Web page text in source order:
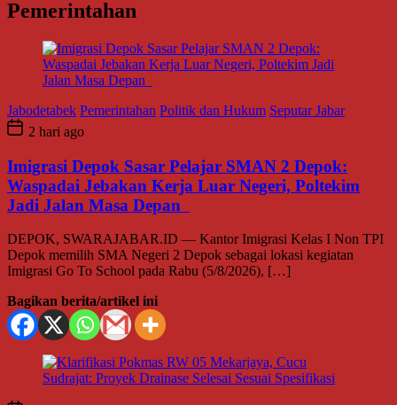
Pemerintahan
Jabodetabek Pemerintahan Politik dan Hukum Seputar Jabar
2 hari ago
Imigrasi Depok Sasar Pelajar SMAN 2 Depok:
Waspadai Jebakan Kerja Luar Negeri, Poltekim
Jadi Jalan Masa Depan
DEPOK, SWARAJABAR.ID — Kantor Imigrasi Kelas I Non TPI
Depok memilih SMA Negeri 2 Depok sebagai lokasi kegiatan
Imigrasi Go To School pada Rabu (5/8/2026), […]
Bagikan berita/artikel ini